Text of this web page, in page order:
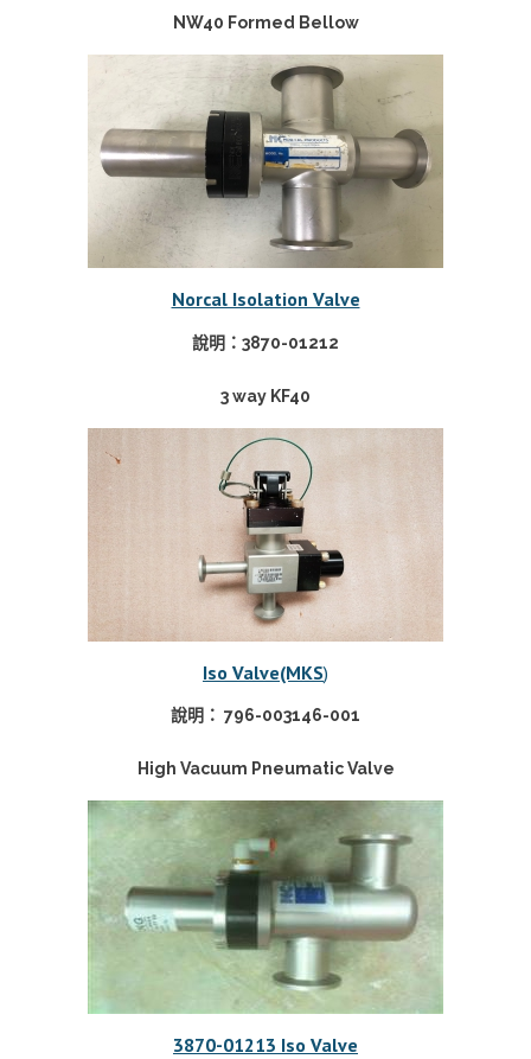
NW40 Formed Bellow
Norcal Isolation Valve
說明：3870-01212
3 way KF40
Iso Valve(MKS)
說明： 796-003146-001
High Vacuum Pneumatic Valve
3870-01213 Iso Valve